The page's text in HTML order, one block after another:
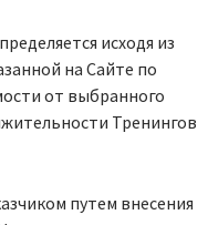
исходя из
на Сайте по
от выбранного
Тренингов
путем внесения